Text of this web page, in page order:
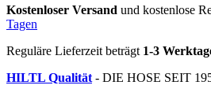
Kostenloser Versand und kostenlose
Tagen
Reguläre Lieferzeit beträgt 1-3
HILTL Qualität - DIE HOSE SEIT